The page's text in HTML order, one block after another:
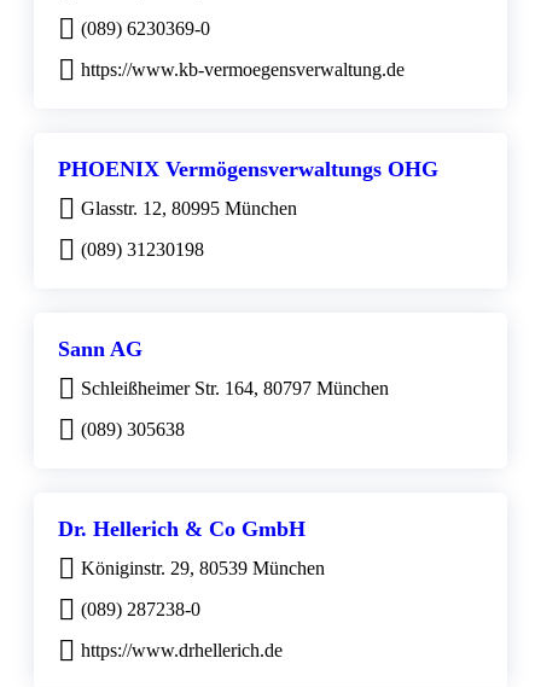
(089) 6230369-0
https://www.kb-vermoegensverwaltung.de
PHOENIX Vermögensverwaltungs OHG
Glasstr. 12, 80995 München
(089) 31230198
Sann AG
Schleißheimer Str. 164, 80797 München
(089) 305638
Dr. Hellerich & Co GmbH
Königinstr. 29, 80539 München
(089) 287238-0
https://www.drhellerich.de